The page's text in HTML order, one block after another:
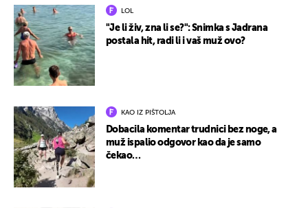
LOL
"Je li živ, zna li se?": Snimka s Jadrana
postala hit, radi li i vaš muž ovo?
KAO IZ PIŠTOLJA
Dobacila komentar trudnici bez noge, a
muž ispalio odgovor kao da je samo
čekao…